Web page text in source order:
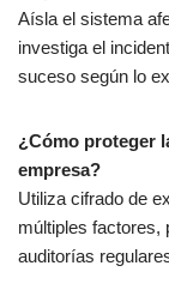
Aísla el sistema
investiga el
suceso según lo
¿Cómo proteger
empresa?
Utiliza cifrado de
múltiples factores,
auditorías